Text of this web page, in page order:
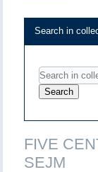
Search in
FIVE
SEJM